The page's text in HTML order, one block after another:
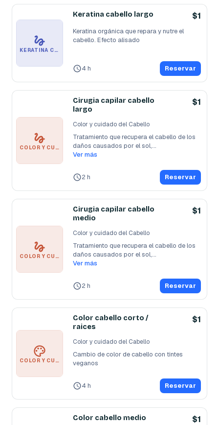
KERATINA CABELLO LARGO
Keratina cabello largo $1
Keratina orgánica que repara y nutre el
cabello. Efecto alisado
4 h Reservar
COLOR Y CUIDADO DEL CABELLO
Cirugia capilar cabello
largo
$1
Color y cuidado del Cabello
Tratamiento que recupera el cabello de los
daños causados por el sol,...
Ver más
2 h Reservar
COLOR Y CUIDADO DEL CABELLO
Cirugia capilar cabello
medio
$1
Color y cuidado del Cabello
Tratamiento que recupera el cabello de los
daños causados por el sol,...
Ver más
2 h Reservar
COLOR Y CUIDADO DEL CABELLO
Color cabello corto /
raices
$1
Color y cuidado del Cabello
Cambio de color de cabello con tintes
veganos
4 h Reservar
Color cabello medio $1